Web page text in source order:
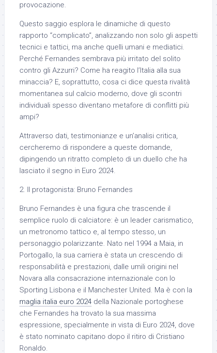
provocazione.
Questo saggio esplora le dinamiche di questo
rapporto “complicato”, analizzando non solo gli aspetti
tecnici e tattici, ma anche quelli umani e mediatici.
Perché Fernandes sembrava più irritato del solito
contro gli Azzurri? Come ha reagito l’Italia alla sua
minaccia? E, soprattutto, cosa ci dice questa rivalità
momentanea sul calcio moderno, dove gli scontri
individuali spesso diventano metafore di conflitti più
ampi?
Attraverso dati, testimonianze e un’analisi critica,
cercheremo di rispondere a queste domande,
dipingendo un ritratto completo di un duello che ha
lasciato il segno in Euro 2024.
2. Il protagonista: Bruno Fernandes
Bruno Fernandes è una figura che trascende il
semplice ruolo di calciatore: è un leader carismatico,
un metronomo tattico e, al tempo stesso, un
personaggio polarizzante. Nato nel 1994 a Maia, in
Portogallo, la sua carriera è stata un crescendo di
responsabilità e prestazioni, dalle umili origini nel
Novara alla consacrazione internazionale con lo
Sporting Lisbona e il Manchester United. Ma è con la
maglia italia euro 2024 della Nazionale portoghese
che Fernandes ha trovato la sua massima
espressione, specialmente in vista di Euro 2024, dove
è stato nominato capitano dopo il ritiro di Cristiano
Ronaldo.